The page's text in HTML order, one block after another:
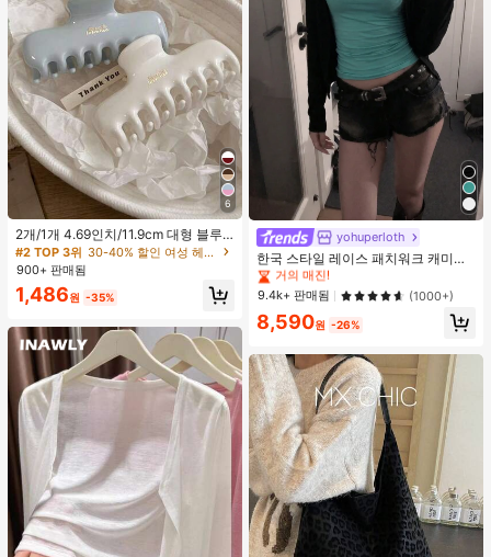
6
2개/1개 4.69인치/11.9cm 대형 블루
& 화이트 1피스 플라스틱 헤어 클로
클립, 데일리 웨어, 캐주얼, 파티, 출퇴
근, 휴가, 헤어스타일링, 메이크업, 의
상 매칭 비치 헤어 클립 바캉스 헤어
클러치에 적합한 세련되고 다재다능
하며 우아하고 미니멀한 단색 헤어 액
세서리
#2 TOP 3위
30-40% 할인 여성 헤어 액세서리
900+ 판매됨
1,486원 -35%
yohuperloth
한국 스타일 레이스 패치워크 캐미솔
탱크 탑, Y2K 에스테틱, 스트리트웨어
캐주얼 여름
#1 TOP 3위
에서 녹색 다용도로 활용 가능한 데일리 탑
거의 매진!
#1 TOP 3위
에서 녹색 다용도로 활용 가능한 데일리 탑
거의 매진!
#1 TOP 3위
에서 녹색 다용도로 활용 가능한 데일리 탑
거의 매진!
#1 TOP 3위
에서 녹색 다용도로 활용 가능한 데일리 탑
거의 매진!
9.4k+ 판매됨 (1000+)
8,590원 -26%